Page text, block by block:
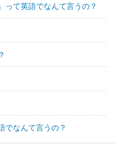
って英語でなんて言うの？
でなんて言うの？